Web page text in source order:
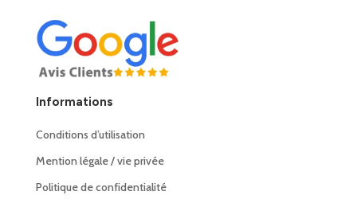
Informations
Conditions d’utilisation
Mention légale / vie privée
Politique de confidentialité